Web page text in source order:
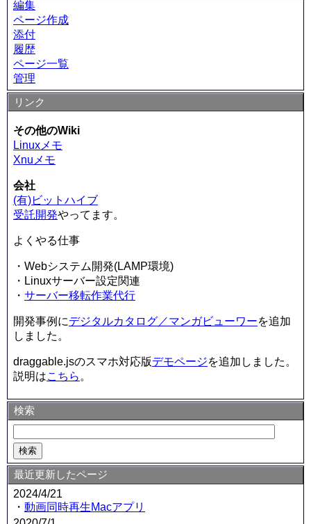
編集
ページ作成
添付
履歴
ページ一覧
管理
リンク
その他のWiki
Linuxメモ
Xnuメモ
会社
(有)ビットハイブ
受託開発やってます。
よくやる仕事
・Webシステム開発(LAMP環境)
・Linuxサーバー設定関連
・ サーバー移転作業代行
開発事例にデジタルカタログ／マンガビューワーを追加
しました。
draggable.jsのスマホ対応版デモページを追加しました。
説明はこちら 。
検索
最近更新したページ
2024/4/21
・ 動画同時再生Macアプリ